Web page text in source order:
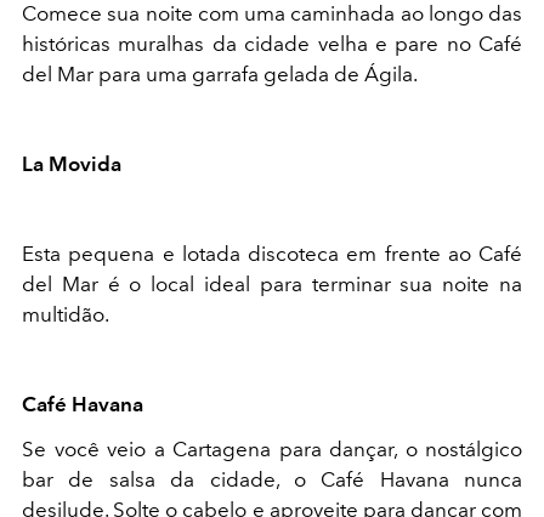
Comece sua noite com uma caminhada ao longo das
históricas muralhas da cidade velha e pare no Café
del Mar para uma garrafa gelada de Ágila.
La Movida
Esta pequena e lotada discoteca em frente ao Café
del Mar é o local ideal para terminar sua noite na
multidão.
Café Havana
Se você veio a Cartagena para dançar, o nostálgico
bar de salsa da cidade, o Café Havana nunca
desilude. Solte o cabelo e aproveite para dançar com